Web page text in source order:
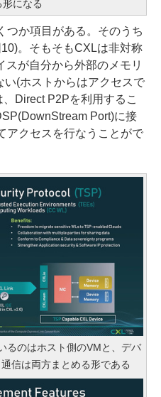
になる
か項目がある。そのうち
。そもそもCXLは非対称
が自分から外部のメモリ
い(ホストからはアクセスで
Direct P2Pを利用するこ
Port)に接
アクセスを行なうことがで
るのはホスト側のVMと、デバ
信は両方まとめる形である